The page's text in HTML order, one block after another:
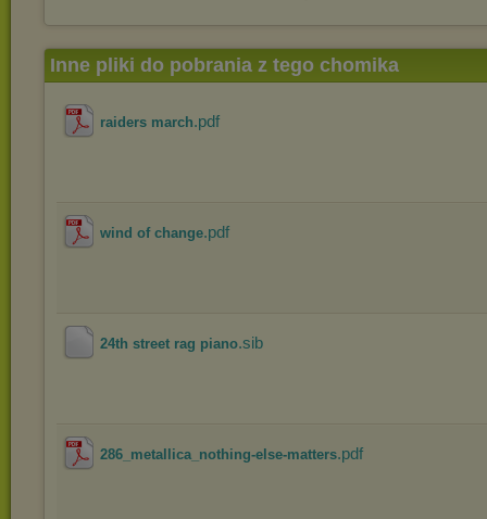
Inne pliki do pobrania z tego chomika
raiders march.pdf
wind of change.pdf
24th street rag piano.sib
286_metallica_nothing-else-matters.pdf